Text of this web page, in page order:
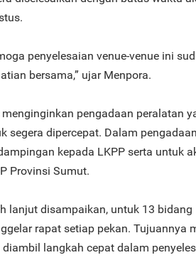
penyelesaian venue-venue ini
bersama,” ujar Menpora.
pengadaan peralatan
segera dipercepat. Dalam
kepada LKPP serta untuk
Provinsi Sumut.
lanjut disampaikan, untuk 13
rapat setiap pekan. Tujuannya
diambil langkah cepat dalam